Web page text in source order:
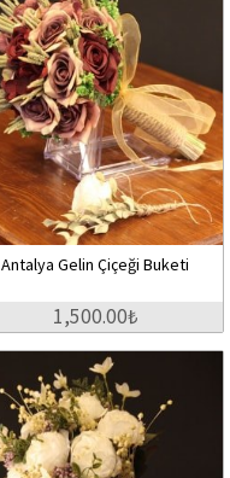
Antalya Gelin Çiçeği Buketi
1,500.00₺